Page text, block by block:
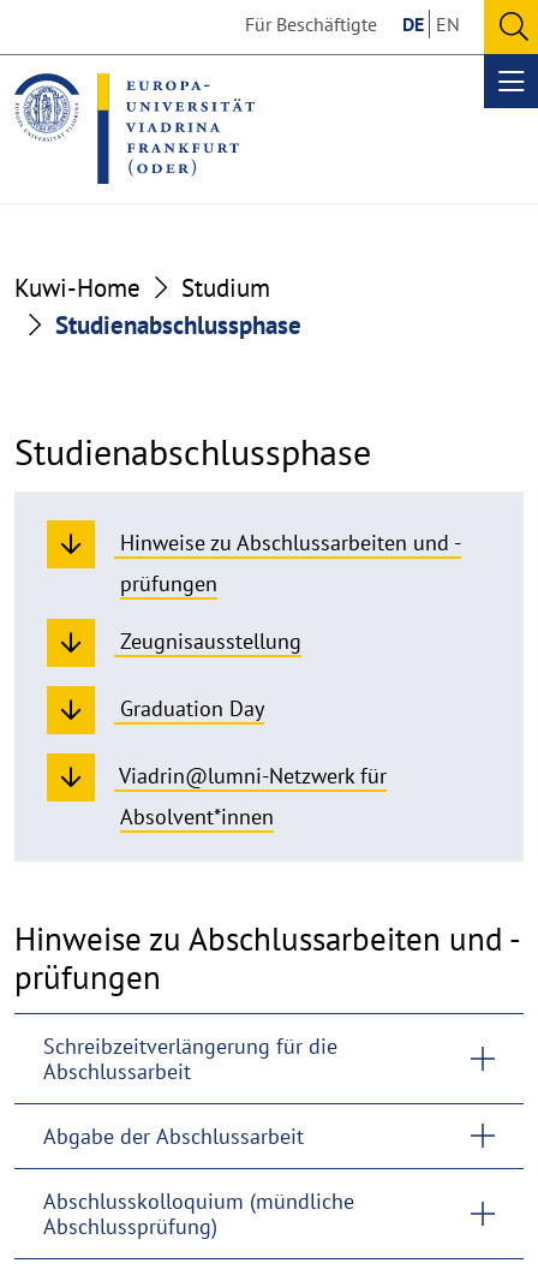
the
content
section
the
footer
section
Für Beschäftigte DE EN
Kuwi-Home
Studium
Studienabschlussphase
Studienabschlussphase
Hinweise zu Abschlussarbeiten und -
prüfungen
Zeugnisausstellung
Graduation Day
Viadrin@lumni-Netzwerk für
Absolvent*innen
Hinweise zu Abschlussarbeiten und -
prüfungen
Schreibzeitverlängerung für die
Abschlussarbeit
Abgabe der Abschlussarbeit
Abschlusskolloquium (mündliche
Abschlussprüfung)